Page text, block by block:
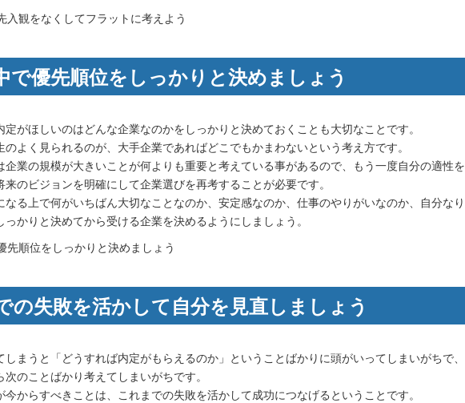
で優先順位をしっかりと決めましょう
定がほしいのはどんな企業なのかをしっかりと決めておくことも大切なことです。
のよく見られるのが、大手企業であればどこでもかまわないという考え方です。
企業の規模が大きいことが何よりも重要と考えている事があるので、もう一度自分の適性を
来のビジョンを明確にして企業選びを再考することが必要です。
なる上で何がいちばん大切なことなのか、安定感なのか、仕事のやりがいなのか、自分なり
かりと決めてから受ける企業を決めるようにしましょう。
の失敗を活かして自分を見直しましょう
しまうと「どうすれば内定がもらえるのか」ということばかりに頭がいってしまいがちで、
のことばかり考えてしまいがちです。
今からすべきことは、これまでの失敗を活かして成功につなげるということです。